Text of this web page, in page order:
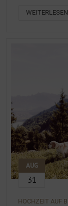
WEITERLESEN
AUG
31
HOCHZEIT AUF